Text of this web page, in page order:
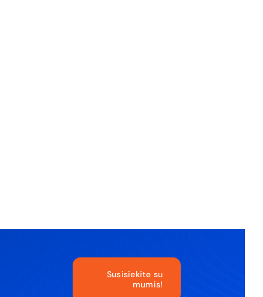
Susisiekite su
mumis!